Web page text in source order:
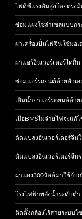
ไฟดีซีแรงดันสูงโดยตรง
ซ่อมแผงโซล่าเซลแบบกร
ผ่าเครื่องปั่นไฟจีน ใช้มอ
ผ่าแอร์อินเวอร์เตอร์ไดกิ้น
ซ่อมแอร์รถยนต์ด้วยตัวเอ
เติมน้ำยาแอร์รถยนต์ด้วย
เมื่อBMSไม่จ่ายไฟจะแก้
ดัดแปลงอินเวอร์เตอร์จีน
ดัดแปลงอินเวอร์เตอร์จีน
ผ่าแผง300วัตต์มาใช้กับ
โรงไฟฟ้าพลังน้ำระดับต่ำ
ติดตั้งกล้องไร้สายระบบโ